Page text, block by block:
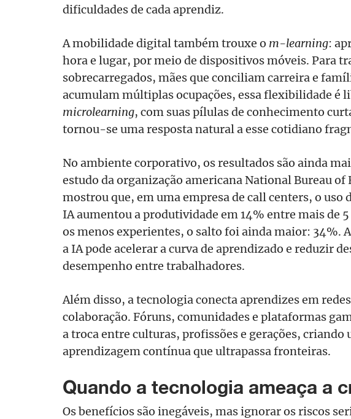
dificuldades de cada aprendiz.
A mobilidade digital também trouxe o m-learning:
hora e lugar, por meio de dispositivos móveis. Para
sobrecarregados, mães que conciliam carreira e
acumulam múltiplas ocupações, essa flexibilidade é
microlearning, com suas pílulas de conhecimento
tornou-se uma resposta natural a esse cotidiano
No ambiente corporativo, os resultados são ainda
estudo da organização americana National Bureau of
mostrou que, em uma empresa de call centers, o uso
IA aumentou a produtividade em 14% entre mais de
os menos experientes, o salto foi ainda maior: 34%.
a IA pode acelerar a curva de aprendizado e reduzir
desempenho entre trabalhadores.
Além disso, a tecnologia conecta aprendizes em
colaboração. Fóruns, comunidades e plataformas
a troca entre culturas, profissões e gerações, criando
aprendizagem contínua que ultrapassa fronteiras.
Quando a tecnologia ameaça a
Os benefícios são inegáveis, mas ignorar os riscos